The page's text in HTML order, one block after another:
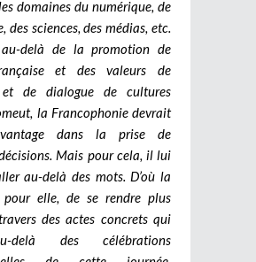
domaines du numérique, de
des sciences, des médias, etc.
delà de la promotion de
et des valeurs de
et de dialogue de cultures
la Francophonie devrait
dans la prise de
Mais pour cela, il lui
au-delà des mots. D’où la
pour elle, de se rendre plus
des actes concrets qui
delà des célébrations